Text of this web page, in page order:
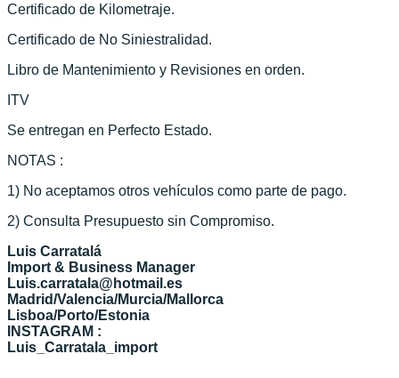
Certificado de Kilometraje.
Certificado de No Siniestralidad.
Libro de Mantenimiento y Revisiones en orden.
ITV
Se entregan en Perfecto Estado.
NOTAS :
1) No aceptamos otros vehículos como parte de pago.
2) Consulta Presupuesto sin Compromiso.
Luis Carratalá
Import & Business Manager
Luis.carratala@hotmail.es
Madrid/Valencia/Murcia/Mallorca
Lisboa/Porto/Estonia
INSTAGRAM :
Luis_Carratala_import